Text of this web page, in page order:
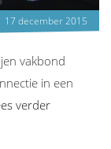
17 december 2015
vakbond
in een
verder